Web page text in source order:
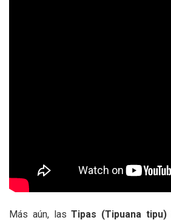
Más aún, las Tipas (Tipuana tipu)